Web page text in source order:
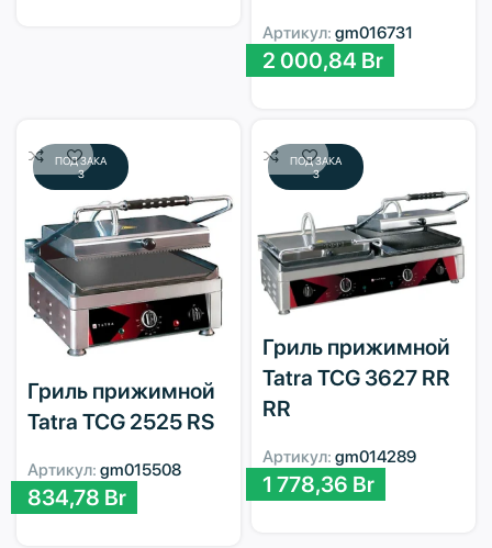
Артикул: gm016731
2 000,84 Br
ПОД ЗАКА
З
Гриль прижимной
Tatra TCG 2525 RS
Артикул: gm015508
834,78 Br
ПОД ЗАКА
З
Гриль прижимной
Tatra TCG 3627 RR
RR
Артикул: gm014289
1 778,36 Br